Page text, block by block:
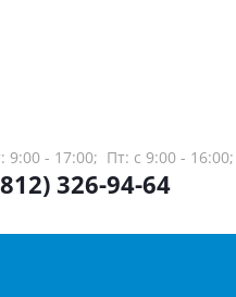
9:00 - 17:00; Пт: с 9:00 - 16:00;
326-94-64